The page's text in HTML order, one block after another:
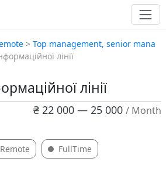
> Top management, senior mana
лінії
лінії
₴ 22 000 — 25 000 / Month
Remote FullTime